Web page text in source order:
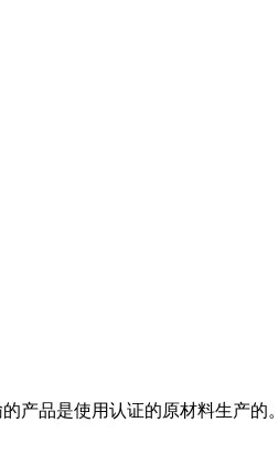
品是使用认证的原材料生产的。